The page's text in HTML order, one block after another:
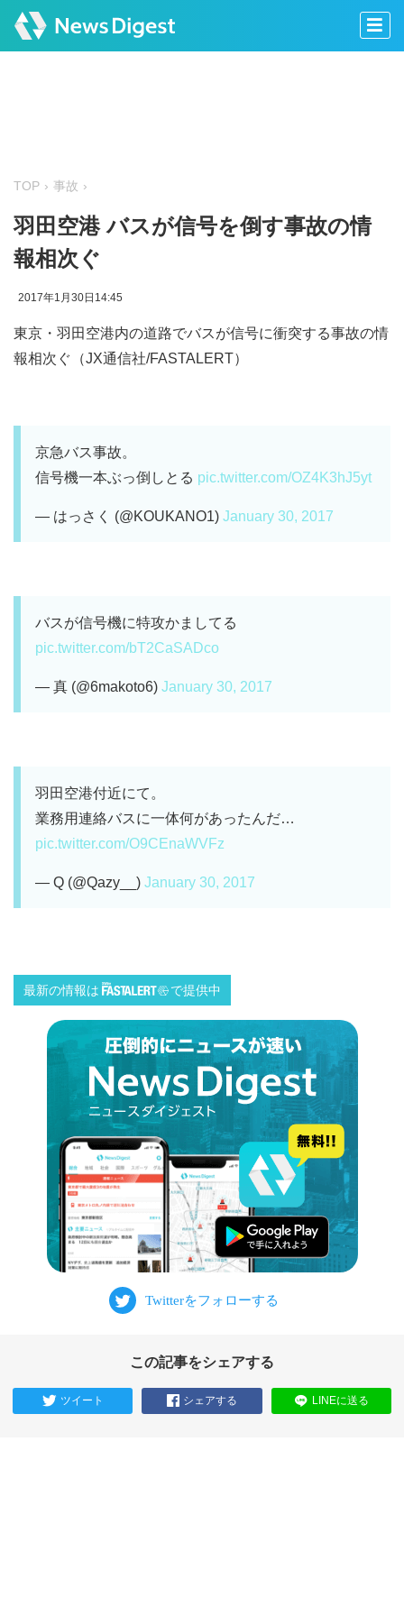
TOP 事故
羽田空港 バスが信号を倒す事故の情
報相次ぐ
2017年1月30日14:45
東京・羽田空港内の道路でバスが信号に衝突する事故の情
報相次ぐ（JX通信社/FASTALERT）
京急バス事故。
信号機一本ぶっ倒しとる pic.twitter.com/OZ4K3hJ5yt
— はっさく (@KOUKANO1) January 30, 2017
バスが信号機に特攻かましてる
pic.twitter.com/bT2CaSADco
— 真 (@6makoto6) January 30, 2017
羽田空港付近にて。
業務用連絡バスに一体何があったんだ…
pic.twitter.com/O9CEnaWVFz
— Q (@Qazy__) January 30, 2017
最新の情報は で提供中
この記事をシェアする
ツイート シェアする LINEに送る